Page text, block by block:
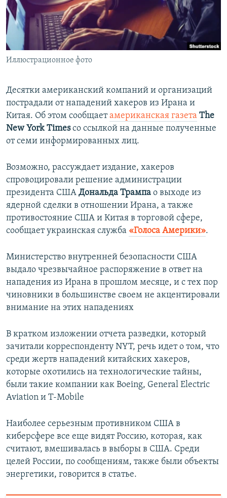
ПОБЕДИТЕЛЕЙ НЕ СУДЯТ?
КРЫМ.НЕПОКОРЕННЫЙ
ELIFBE
УКРАИНСКАЯ ПРОБЛЕМА КРЫМА
ПРИСОЕДИНЯЙТЕСЬ!
Иллюстрационное фото
Десятки американский компаний и организаций
пострадали от нападений хакеров из Ирана и
Китая. Об этом сообщаетамериканская газета The
New York Timesсо ссылкой на данные полученные
от семи информированных лиц.
Возможно, рассуждает издание, хакеров
спровоцировали решение администрации
президента США Дональда Трампа о выходе из
ядерной сделки в отношении Ирана, а также
противостояние США и Китая в торговой сфере,
сообщает украинская служба «Голоса Америки».
Министерство внутренней безопасности США
выдало чрезвычайное распоряжение в ответ на
нападения из Ирана в прошлом месяце, и с тех пор
чиновники в большинстве своем не акцентировали
внимание на этих нападениях
В кратком изложении отчета разведки, который
зачитали корреспонденту NYT, речь идет о том, что
среди жертв нападений китайских хакеров,
которые охотились на технологические тайны,
были такие компании как Boeing, General Electric
Aviation и T-Mobile
Наиболее серьезным противником США в
киберсфере все еще видят Россию, которая, как
считают, вмешивалась в выборы в США. Среди
целей России, по сообщениям, также были объекты
энергетики, говорится в статье.